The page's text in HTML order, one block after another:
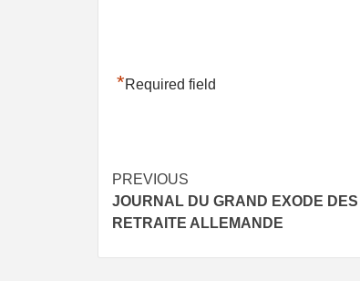
*Required field
Post
navigation
PREVIOUS
JOURNAL DU GRAND EXODE
RETRAITE ALLEMANDE